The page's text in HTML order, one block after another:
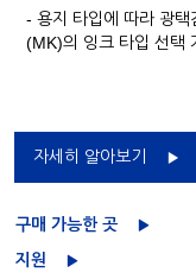
- 용지 타입에 따라 광택
(MK)의 잉크 타입 선택
자세히 알아보기
구매 가능한 곳
지원